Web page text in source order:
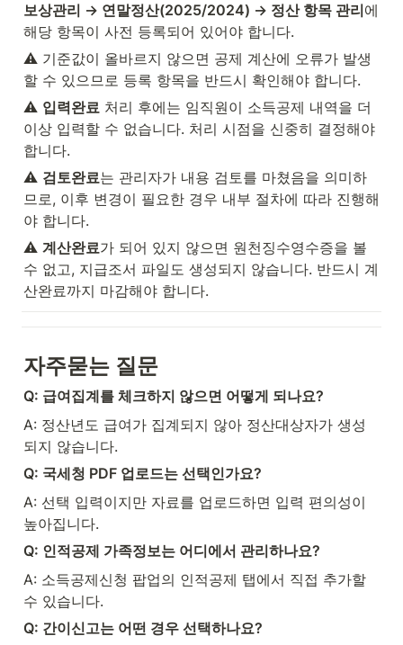
보상관리 → 연말정산(2025/2024) → 정산 항목 관리에
해당 항목이 사전 등록되어 있어야 합니다.
⚠️ 기준값이 올바르지 않으면 공제 계산에 오류가 발생
할 수 있으므로 등록 항목을 반드시 확인해야 합니다.
⚠️ 입력완료 처리 후에는 임직원이 소득공제 내역을 더
이상 입력할 수 없습니다. 처리 시점을 신중히 결정해야
합니다.
⚠️ 검토완료는 관리자가 내용 검토를 마쳤음을 의미하
므로, 이후 변경이 필요한 경우 내부 절차에 따라 진행해
야 합니다.
⚠️ 계산완료가 되어 있지 않으면 원천징수영수증을 볼
수 없고, 지급조서 파일도 생성되지 않습니다. 반드시 계
산완료까지 마감해야 합니다.
자주묻는 질문
Q: 급여집계를 체크하지 않으면 어떻게 되나요?
A: 정산년도 급여가 집계되지 않아 정산대상자가 생성
되지 않습니다.
Q: 국세청 PDF 업로드는 선택인가요?
A: 선택 입력이지만 자료를 업로드하면 입력 편의성이
높아집니다.
Q: 인적공제 가족정보는 어디에서 관리하나요?
A: 소득공제신청 팝업의 인적공제 탭에서 직접 추가할
수 있습니다.
Q: 간이신고는 어떤 경우 선택하나요?